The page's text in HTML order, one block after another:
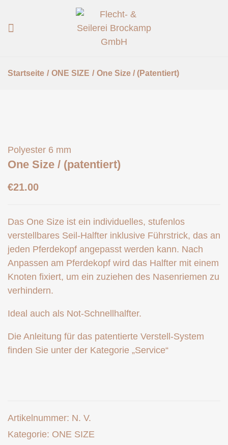
Startseite / ONE SIZE / One Size / (patentiert)
Polyester 6 mm
One Size / (patentiert)
€21.00
Das One Size ist ein individuelles, stufenlos
verstellbares Seil-Halfter inklusive Führstrick, das an
jeden Pferdekopf angepasst werden kann. Nach
Anpassen am Pferdekopf wird das Halfter mit einem
Knoten fixiert, um ein zuziehen des Nasenriemen zu
verhindern.
Ideal auch als Not-Schnellhalfter.
Die Anleitung für das patentierte Verstell-System
finden Sie unter der Kategorie „Service“
Artikelnummer: N. V.
Kategorie: ONE SIZE